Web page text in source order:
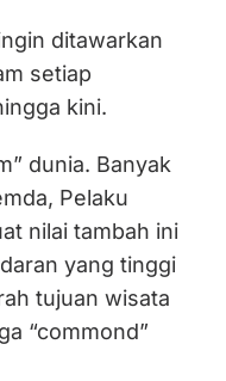
ditawarkan
setiap
kini.
dunia. Banyak
Pelaku
nilai tambah ini
yang tinggi
tujuan wisata
“commond”